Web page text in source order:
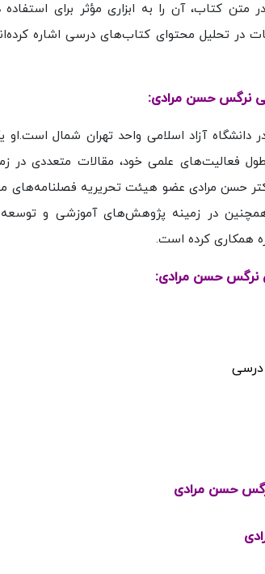
متن کتاب، آن را به ابزاری مؤثر برای
تحلیل محتوای کتاب‌های درسی اشاره
نرگس حسن مرادی:
آزاد اسلامی واحد تهران شمال است.او
علمی خود، مقالات متعددی در
حسن مرادی عضو هیئت تحریریه
در زمینه پژوهش‌های آموزشی و
همکاری کرده است.
نرگس حسن مرادی:
حسن مرادی